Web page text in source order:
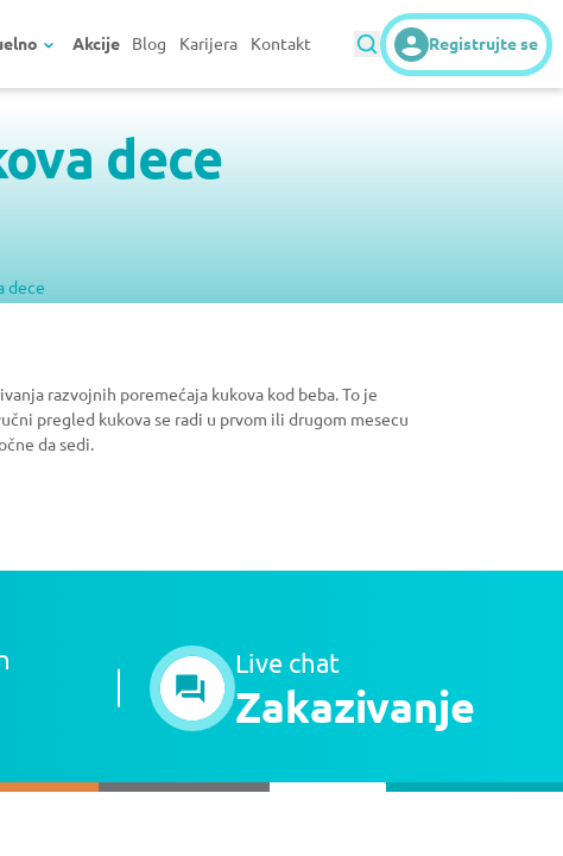
Akcije Blog Karijera Kontakt Registrujte se
dece
dece
razvojnih poremećaja kukova kod beba. To je
pregled kukova se radi u prvom ili drugom mesecu
da sedi.
Live chat
Zakazivanje